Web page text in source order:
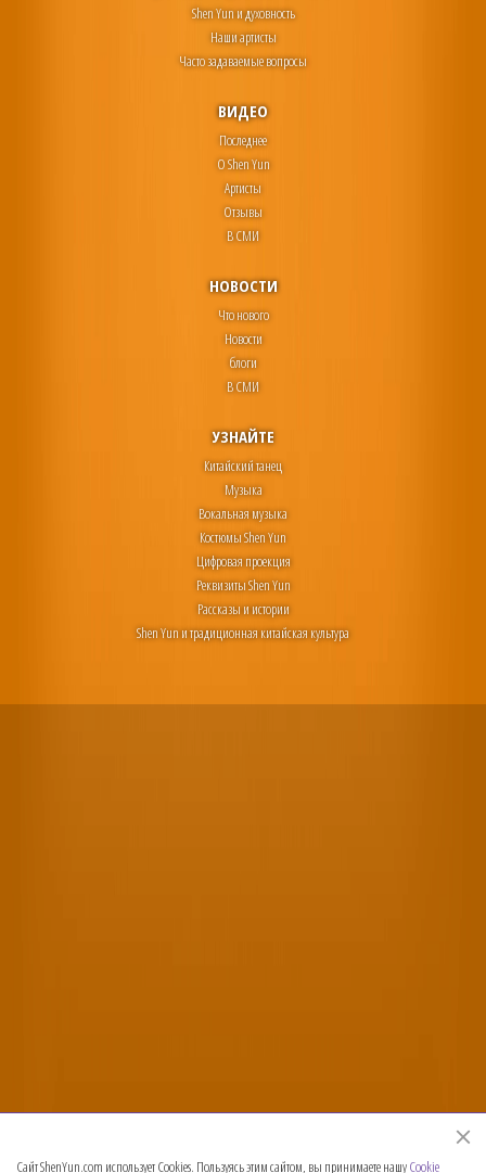
Shen Yun и духовность
Наши артисты
Часто задаваемые вопросы
ВИДЕО
Последнее
О Shen Yun
Артисты
Отзывы
В СМИ
НОВОСТИ
Что нового
Новости
блоги
В СМИ
УЗНАЙТЕ
Китайский танец
Музыка
Вокальная музыка
Костюмы Shen Yun
Цифровая проекция
Реквизиты Shen Yun
Рассказы и истории
Shen Yun и традиционная китайская культура
Сайт ShenYun.com использует Cookies. Пользуясь этим сайтом, вы принимаете нашуCookie